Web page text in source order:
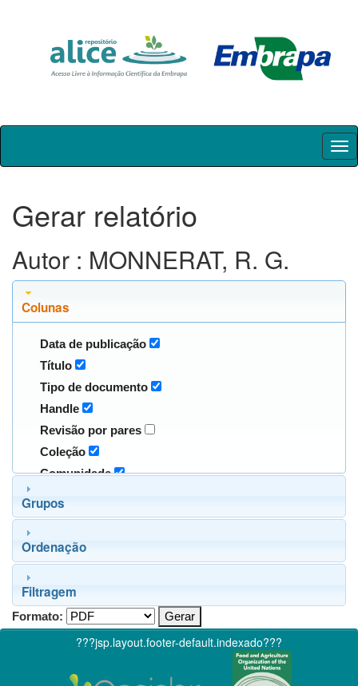
Skip
Gerar relatório
Autor : MONNERAT, R. G.
Colunas
Data de publicação
Título
Tipo de documento
Handle
Revisão por pares
Coleção
Comunidade
Grupos
Ordenação
Filtragem
Formato:
???jsp.layout.footer-default.indexado???